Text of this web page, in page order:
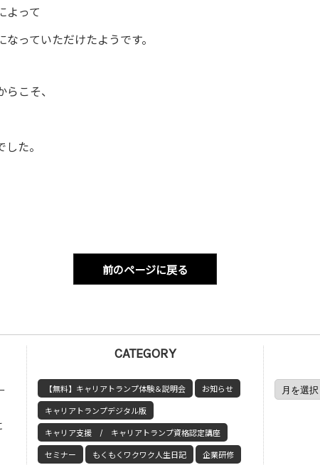
よって
っていただけたようです。
こそ、
た。
前のページに戻る
CATEGORY
【無料】キャリアトランプ体験＆説明会 お知らせ
キャリアトランプデジタル版
キャリア支援 / キャリアトランプ資格認定講座
セミナー もくもくワクワク人生日記 企業研修